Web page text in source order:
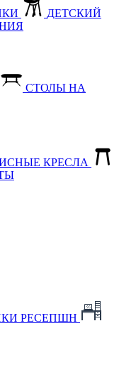
ДЕТСКИЙ
СТОЛЫ НА
КРЕСЛА
РЕСЕПШН